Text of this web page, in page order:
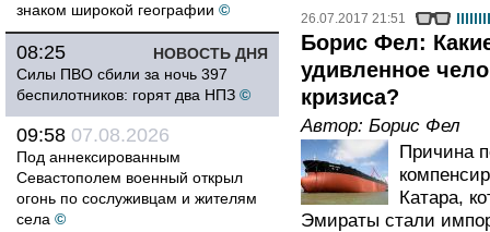
знаком широкой географии ©
НОВОСТЬ ДНЯ
08:25
Силы ПВО сбили за ночь 397
беспилотников: горят два НПЗ ©
09:58 07.08.2026
Под аннексированным
Севастополем военный открыл
огонь по сослуживцам и жителям
села ©
26.07.2017 21:51
Борис Фел:
удивленное
кризиса?
Автор: Борис Фел
Причина
Катара,
Эмираты стали